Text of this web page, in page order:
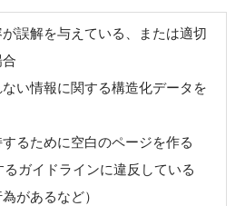
が誤解を与えている、または適切
ない情報に関する構造化データを
るために空白のページを作る
るガイドラインに違反している
があるなど）